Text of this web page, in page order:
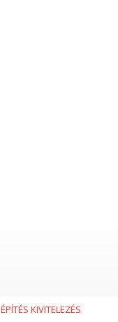
ÉPÍTÉS KIVITELEZÉS